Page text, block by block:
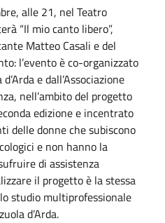
alle 21, nel Teatro
“Il mio canto libero”,
Matteo Casali e del
l’evento è co-organizzato
e dall’Associazione
nell’ambito del progetto
edizione e incentrato
delle donne che subiscono
e non hanno la
di assistenza
il progetto è la stessa
studio multiprofessionale
d’Arda.